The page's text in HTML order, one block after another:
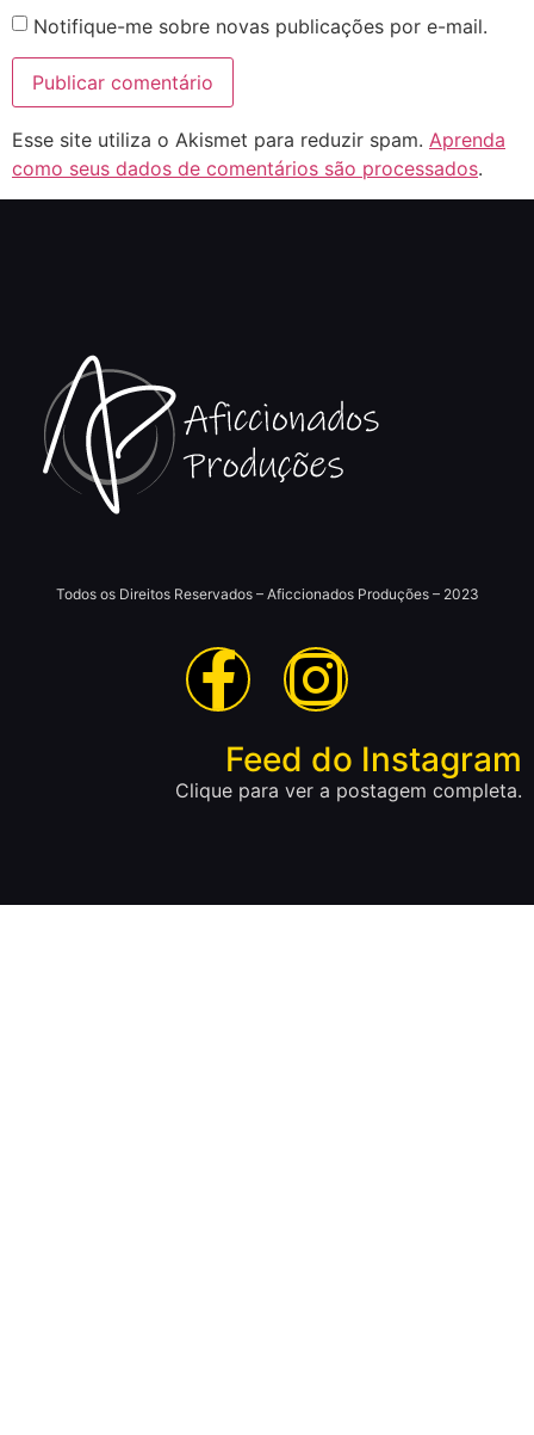
Notifique-me sobre novas publicações por e-mail.
Esse site utiliza o Akismet para reduzir spam. Aprenda
como seus dados de comentários são processados.
Todos os Direitos Reservados – Aficcionados Produções – 2023
Feed do Instagram
Clique para ver a postagem completa.